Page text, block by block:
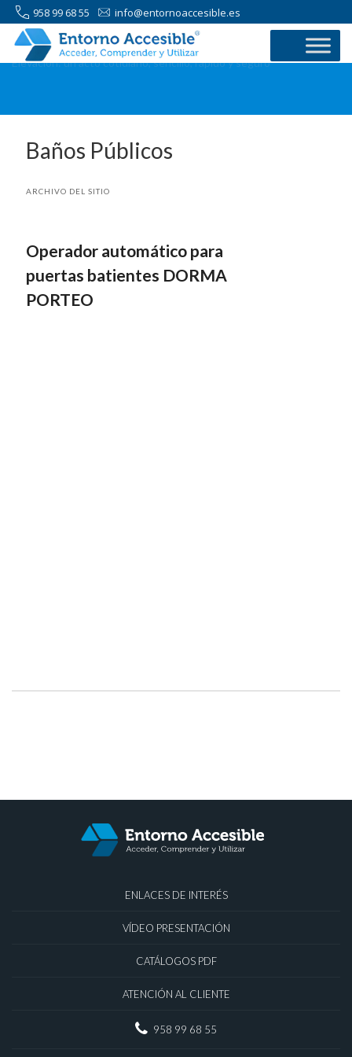
958 99 68 55 info@entornoaccesible.es
Elevación: un acto cotidiano, sencillo, rápido y seguro
Baños Públicos
ARCHIVO DEL SITIO
Operador automático para
puertas batientes DORMA
PORTEO
ENLACES DE INTERÉS
VÍDEO PRESENTACIÓN
CATÁLOGOS PDF
ATENCIÓN AL CLIENTE
958 99 68 55